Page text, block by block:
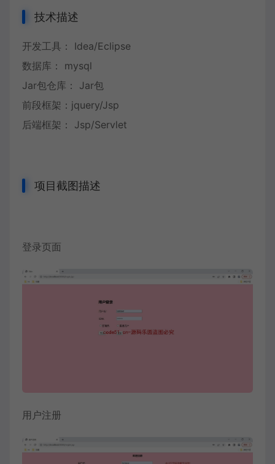
技术描述
开发工具： Idea/Eclipse
数据库： mysql
Jar包仓库： Jar包
前段框架：jquery/Jsp
后端框架： Jsp/Servlet
项目截图描述
登录页面
用户注册